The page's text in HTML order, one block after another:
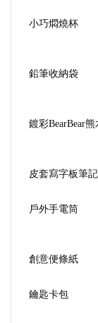
小巧燜燒杯
鉛筆收納袋
鍍彩BearBear
皮套寫字板筆
戶外手電筒
創意便條紙
鑰匙卡包